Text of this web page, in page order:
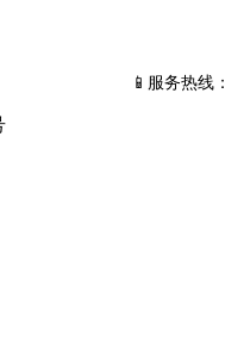
📱服务热线：